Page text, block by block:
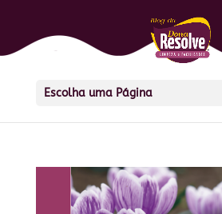
Escolha uma Página